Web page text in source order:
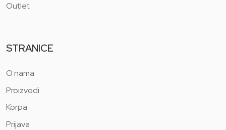
Outlet
STRANICE
O nama
Proizvodi
Korpa
Prijava